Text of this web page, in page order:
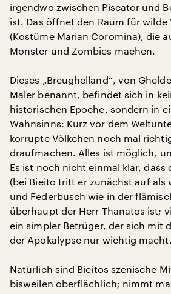
irgendwo zwischen Piscator und
ist. Das öffnet den Raum für wilde
(Kostüme Marian Coromina), die
Monster und Zombies machen.
Dieses „Breughelland“, von
Maler benannt, befindet sich in
historischen Epoche, sondern in
Wahnsinns: Kurz vor dem
korrupte Völkchen noch mal
draufmachen. Alles ist möglich,
Es ist noch nicht einmal klar, dass
(bei Bieito tritt er zunächst auf als
und Federbusch wie in der
überhaupt der Herr Thanatos ist;
ein simpler Betrüger, der sich mit
der Apokalypse nur wichtig macht.
Natürlich sind Bieitos szenische
bisweilen oberflächlich; nimmt